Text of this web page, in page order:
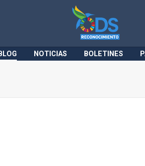
BLOG NOTICIAS BOLETINES